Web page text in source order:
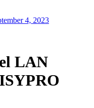
4, 2023
LAN